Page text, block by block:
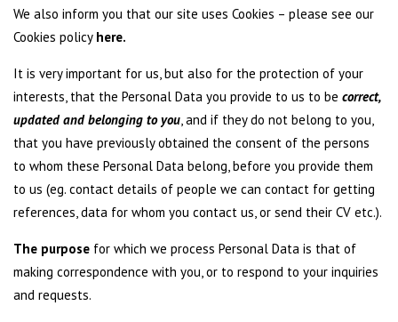
We also inform you that our site uses Cookies – please see our
Cookies policy here.
It is very important for us, but also for the protection of your
interests, that the Personal Data you provide to us to be correct,
updated and belonging to you, and if they do not belong to you,
that you have previously obtained the consent of the persons
to whom these Personal Data belong, before you provide them
to us (eg. contact details of people we can contact for getting
references, data for whom you contact us, or send their CV etc.).
The purpose for which we process Personal Data is that of
making correspondence with you, or to respond to your inquiries
and requests.